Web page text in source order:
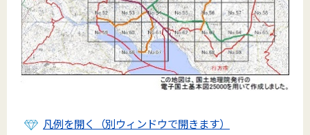
凡例を開く（別ウィンドウで開きます）